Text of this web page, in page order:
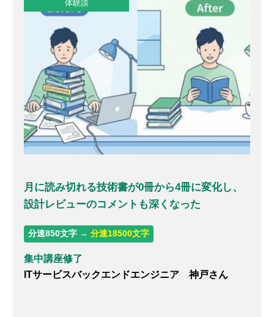
体験談
月に読み切れる技術書が0冊から4冊に変化し、
設計レビューのコメントも深くなった
分速850文字 →分速18500文字
集中講座修了
ITサービスバックエンドエンジニア 神戸さん